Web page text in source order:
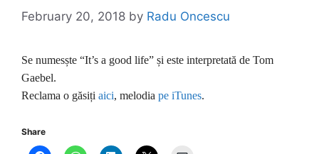
February 20, 2018 by Radu Oncescu
Se numesște “It’s a good life” și este interpretată de Tom
Gaebel.
Reclama o găsiți aici, melodia pe iTunes.
Share